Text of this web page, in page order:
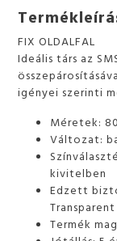
FIX OLDALFAL
Ideális társ az
igényei szerinti
Méretek:
Változat:
kivitelben
Edzett
Transparent
Termék